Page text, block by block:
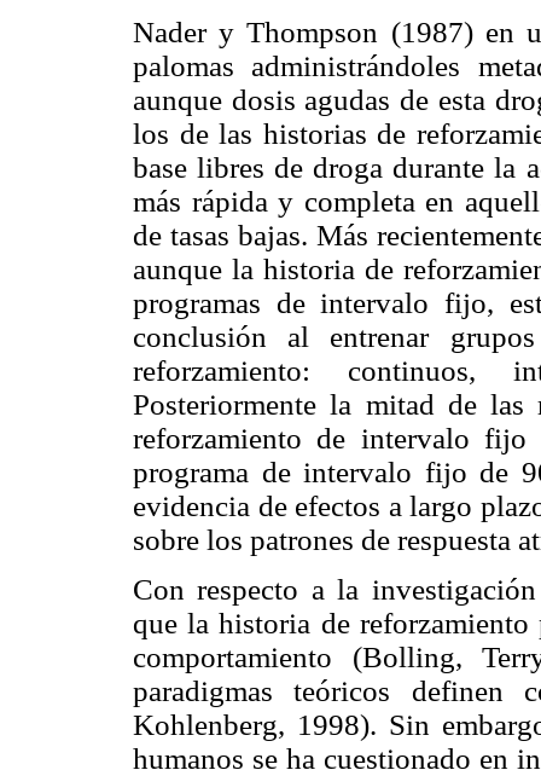
Nader y Thompson (1987) en
palomas administrándoles
aunque dosis agudas de esta
los de las historias de
base libres de droga durante la
más rápida y completa en
de tasas bajas. Más
aunque la historia de
programas de intervalo fijo,
conclusión al entrenar
reforzamiento:
Posteriormente la mitad de las
reforzamiento de intervalo
programa de intervalo fijo de
evidencia de efectos a largo
sobre los patrones de respuesta
Con respecto a la
que la historia de
comportamiento (Bolling,
paradigmas teóricos definen
Kohlenberg, 1998). Sin
humanos se ha cuestionado en